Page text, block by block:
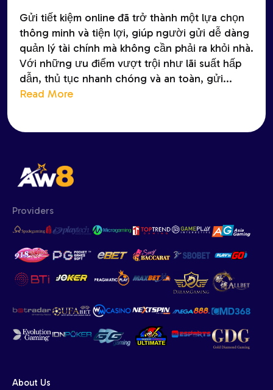
Gửi tiết kiệm online đã trở thành một lựa chọn
thông minh và tiện lợi, giúp người gửi dễ dàng
quản lý tài chính mà không cần phải ra khỏi nhà.
Với những ưu điểm vượt trội như lãi suất hấp
dẫn, thủ tục nhanh chóng và an toàn, gửi...
Read More
Providers
About Us